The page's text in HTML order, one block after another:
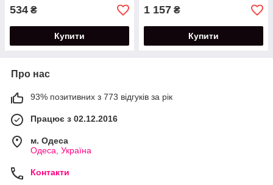
534 ₴
Купити
1 157 ₴
Купити
Про нас
93% позитивних з 773 відгуків за рік
Працює з 02.12.2016
м. Одеса
Одеса, Україна
Контакти